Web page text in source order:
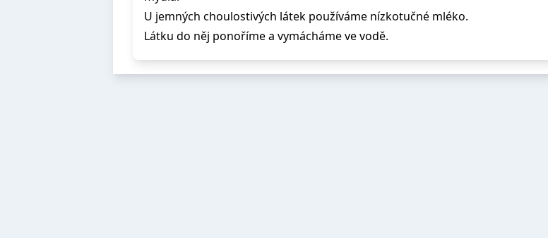
U jemných choulostivých látek používáme nízkotučné mléko.
Látku do něj ponoříme a vymácháme ve vodě.